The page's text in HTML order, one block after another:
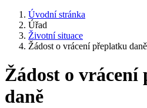
Úvodní stránka
Úřad
Životní situace
Žádost o vrácení přeplatku daně
Žádost o
daně